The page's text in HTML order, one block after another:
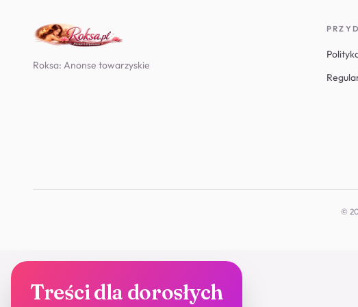
Roksa: Anonse towarzyskie
©
Treści dla dorosłych